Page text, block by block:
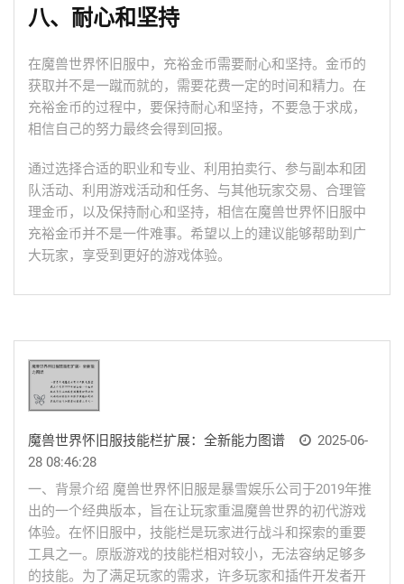
八、耐心和坚持
在魔兽世界怀旧服中，充裕金币需要耐心和坚持。金币的
获取并不是一蹴而就的，需要花费一定的时间和精力。在
充裕金币的过程中，要保持耐心和坚持，不要急于求成，
相信自己的努力最终会得到回报。
通过选择合适的职业和专业、利用拍卖行、参与副本和团
队活动、利用游戏活动和任务、与其他玩家交易、合理管
理金币，以及保持耐心和坚持，相信在魔兽世界怀旧服中
充裕金币并不是一件难事。希望以上的建议能够帮助到广
大玩家，享受到更好的游戏体验。
魔兽世界怀旧服技能栏扩展：全新能力图谱
2025-06-
28 08:46:28
一、背景介绍 魔兽世界怀旧服是暴雪娱乐公司于2019年推
出的一个经典版本，旨在让玩家重温魔兽世界的初代游戏
体验。在怀旧服中，技能栏是玩家进行战斗和探索的重要
工具之一。原版游戏的技能栏相对较小，无法容纳足够多
的技能。为了满足玩家的需求，许多玩家和插件开发者开